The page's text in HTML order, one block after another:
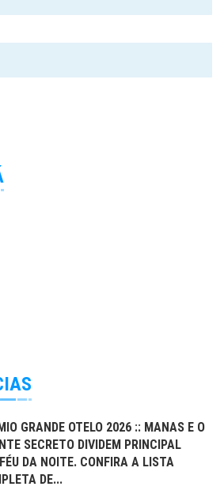
GRANDE OTELO 2026 :: MANAS E O
SECRETO DIVIDEM PRINCIPAL
DA NOITE. CONFIRA A LISTA
DE...